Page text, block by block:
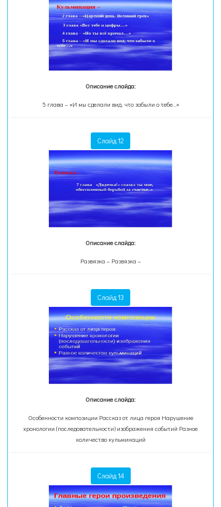
Описание слайда:
5 глава – «И мы сделали вид, что забыли о тебе…»
Слайд 12
Описание слайда:
Развязка – Развязка –
Слайд 13
Описание слайда:
Особенности композиции Рассказ от лица героя Нарушение
хронологии (последовательности) изображения событий Разное
количество кульминаций
Слайд 14